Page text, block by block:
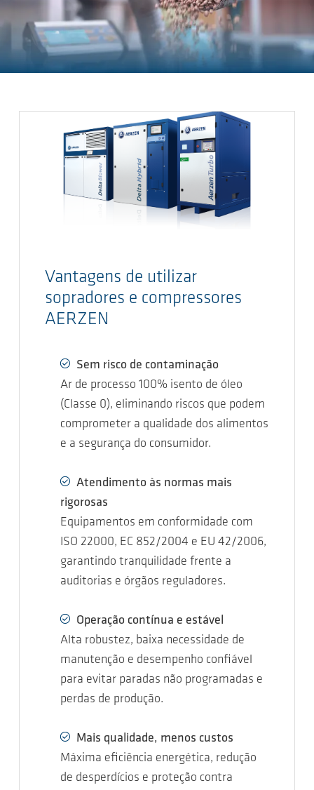
Vantagens de utilizar
sopradores e compressores
AERZEN
Sem risco de contaminação
Ar de processo 100% isento de óleo
(Classe 0), eliminando riscos que podem
comprometer a qualidade dos alimentos
e a segurança do consumidor.
Atendimento às normas mais
rigorosas
Equipamentos em conformidade com
ISO 22000, EC 852/2004 e EU 42/2006,
garantindo tranquilidade frente a
auditorias e órgãos reguladores.
Operação contínua e estável
Alta robustez, baixa necessidade de
manutenção e desempenho confiável
para evitar paradas não programadas e
perdas de produção.
Mais qualidade, menos custos
Máxima eficiência energética, redução
de desperdícios e proteção contra